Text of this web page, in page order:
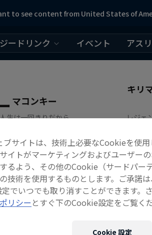
to see content from United States of
ードリンク イベント アス
マコンキー
生は一回きりだから
キリ
レジェ
ブサイトは、技術上必要なCookieを使
イトがマーケティングおよびユーザー
るよう、その他のCookie（サードパー
技術を使用するものとします。ご承諾
でいつでも取り消すことができます。
リシー とすぐ下のCookie設定をご覧く
Cookie 設定